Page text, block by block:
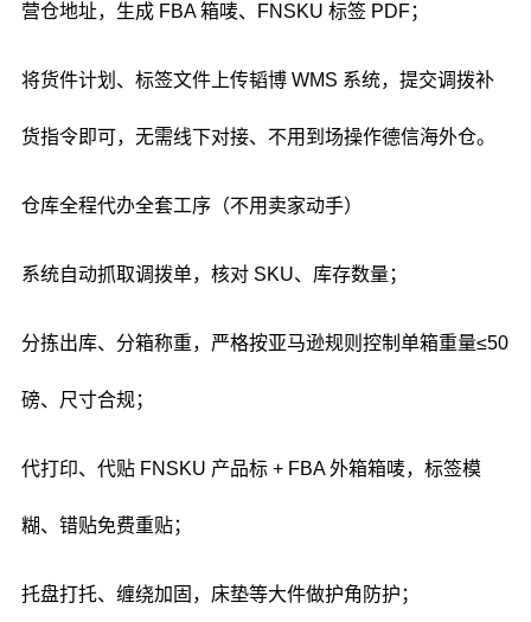
营仓地址，生成 FBA 箱唛、FNSKU 标签 PDF；
将货件计划、标签文件上传韬博 WMS 系统，提交调拨补
货指令即可，无需线下对接、不用到场操作德信海外仓。
仓库全程代办全套工序（不用卖家动手）
系统自动抓取调拨单，核对 SKU、库存数量；
分拣出库、分箱称重，严格按亚马逊规则控制单箱重量≤50
磅、尺寸合规；
代打印、代贴 FNSKU 产品标 + FBA 外箱箱唛，标签模
糊、错贴免费重贴；
托盘打托、缠绕加固，床垫等大件做护角防护；